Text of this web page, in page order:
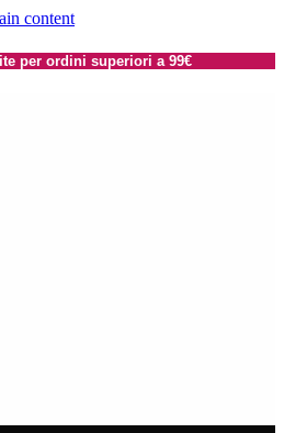
content
per ordini superiori a 99€